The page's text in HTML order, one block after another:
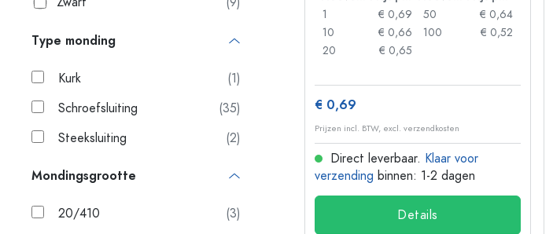
Type monding
Kurk
(1)
Schroefsluiting
(35)
Steeksluiting
(2)
Mondingsgrootte
20/410
(3)
1
€ 0,69
10
€ 0,66
20
€ 0,65
50
€ 0,64
100
€ 0,52
€ 0,69
Prijzen incl. BTW, excl. verzendkosten
Direct leverbaar. Klaar voor
verzending binnen: 1-2 dagen
Details